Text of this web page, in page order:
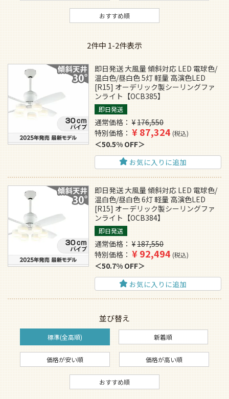
おすすめ順
2件中 1-2件表示
即日発送 大風量 傾斜対応 LED 電球色/
温白色/昼白色 5灯 軽量 高演色LED
[R15] オーデリック製シーリングファ
ンライト【OCB385】
即日発送
通常価格 ¥176,550
特別価格
¥87,324 税込
50.5% OFF
お気に入りに追加
即日発送 大風量 傾斜対応 LED 電球色/
温白色/昼白色 6灯 軽量 高演色LED
[R15] オーデリック製シーリングファ
ンライト【OCB384】
即日発送
通常価格 ¥187,550
特別価格
¥92,494 税込
50.7% OFF
お気に入りに追加
並び替え
標準(全高順) 新着順
価格が安い順 価格が高い順
おすすめ順